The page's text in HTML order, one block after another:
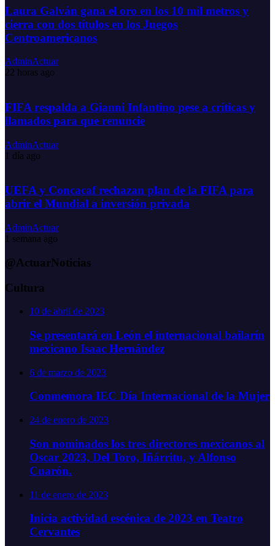
Laura Galván gana el oro en los 10 mil metros y
cierra con dos títulos en los Juegos
Centroamericanos
AdminActuar
22 horas ago
FIFA respalda a Gianni Infantino pese a críticas y
llamados para que renuncie
AdminActuar
1 día ago
UEFA y Concacaf rechazan plan de la FIFA para
abrir el Mundial a inversión privada
AdminActuar
1 semana ago
@ActuarNoticias
Cultura
10 de abril de 2023
Se presentará en León el internacional bailarín
mexicano Isaac Hernández
6 de marzo de 2023
Conmemora IEC Día Internacional de la Mujer
24 de enero de 2023
Son nominados los tres directores mexicanos al
Oscar 2023, Del Toro, Iñárritu, y Alfonso
Cuarón.
11 de enero de 2023
Inicia actividad escénica de 2023 en Teatro
Cervantes